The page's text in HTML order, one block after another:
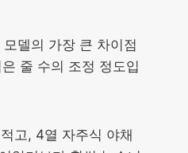
델의 가장 큰 차이점
줄 수의 조정 정도입
고, 4열 자주식 야채